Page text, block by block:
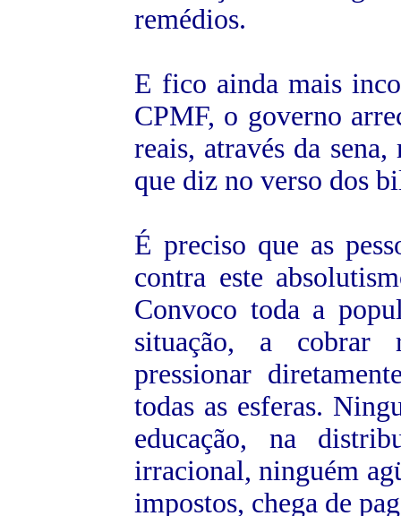
remédios.
E fico ainda mais
CPMF, o governo
reais, através da
que diz no verso dos
É preciso que as
contra este
Convoco toda a
situação, a cobrar
pressionar
todas as esferas.
educação, na
irracional, ninguém
impostos, chega de